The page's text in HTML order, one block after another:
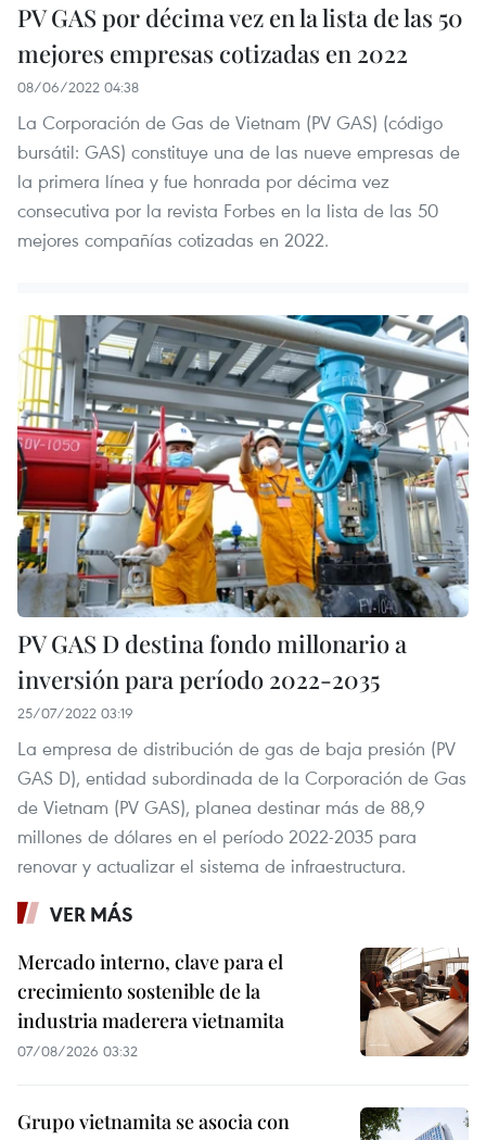
PV GAS por décima vez en la lista de las 50
mejores empresas cotizadas en 2022
08/06/2022 04:38
La Corporación de Gas de Vietnam (PV GAS) (código
bursátil: GAS) constituye una de las nueve empresas de
la primera línea y fue honrada por décima vez
consecutiva por la revista Forbes en la lista de las 50
mejores compañías cotizadas en 2022.
PV GAS D destina fondo millonario a
inversión para período 2022-2035
25/07/2022 03:19
La empresa de distribución de gas de baja presión (PV
GAS D), entidad subordinada de la Corporación de Gas
de Vietnam (PV GAS), planea destinar más de 88,9
millones de dólares en el período 2022-2035 para
renovar y actualizar el sistema de infraestructura.
VER MÁS
Mercado interno, clave para el
crecimiento sostenible de la
industria maderera vietnamita
07/08/2026 03:32
Grupo vietnamita se asocia con